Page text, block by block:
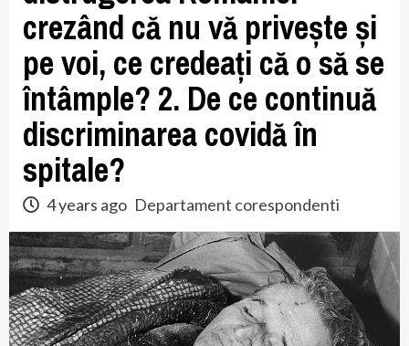
crezând că nu vă privește și
pe voi, ce credeați că o să se
întâmple? 2. De ce continuă
discriminarea covidă în
spitale?
4 years ago Departament corespondenti